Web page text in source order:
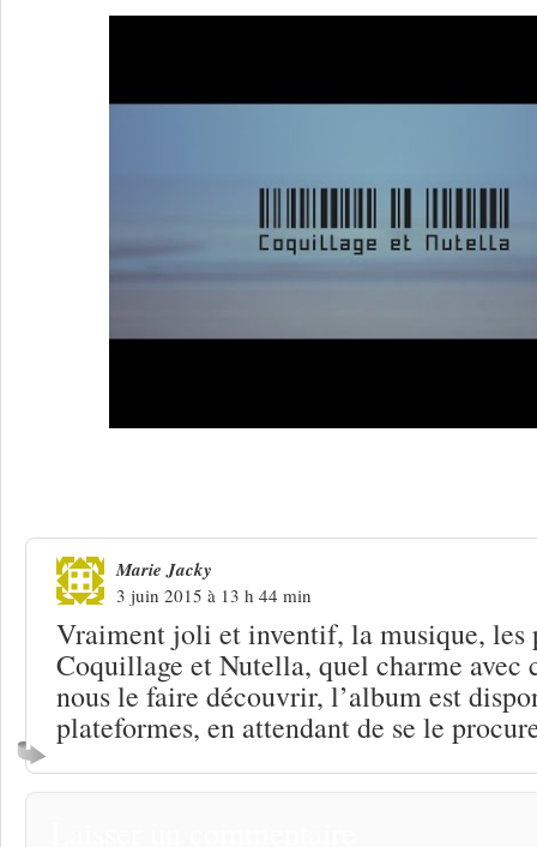
Marie Jacky
3 juin 2015 à 13 h 44 min
Vraiment joli et inventif, la musique,
Coquillage et Nutella, quel charme avec
nous le faire découvrir, l’album est
plateformes, en attendant de se le